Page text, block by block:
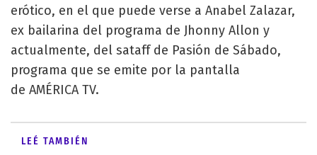
erótico, en el que puede verse a Anabel Zalazar,
ex bailarina del programa de Jhonny Allon y
actualmente, del sataff de Pasión de Sábado,
programa que se emite por la pantalla
de AMÉRICA TV.
LEÉ TAMBIÉN